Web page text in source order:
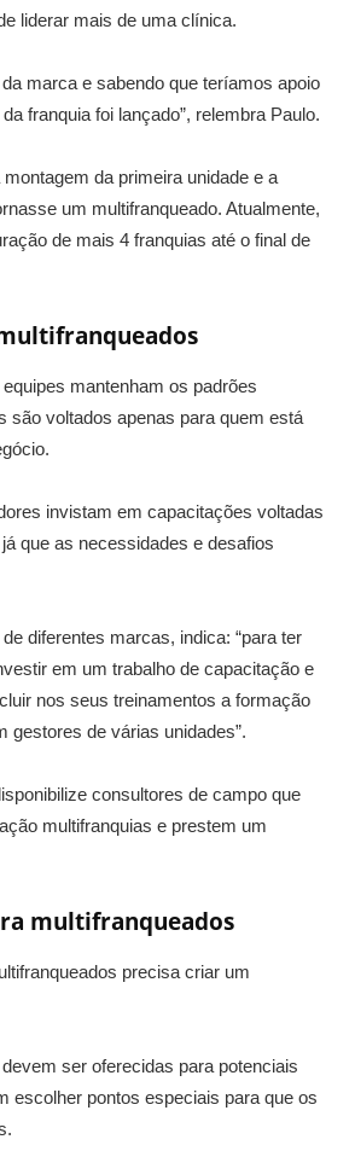
liderar mais de uma clínica.
marca e sabendo que teríamos apoio
franquia foi lançado”, relembra Paulo.
da primeira unidade e a
um multifranqueado. Atualmente,
de mais 4 franquias até o final de
mantenham os padrões
são voltados apenas para quem está
invistam em capacitações voltadas
que as necessidades e desafios
diferentes marcas, indica: “para ter
em um trabalho de capacitação e
nos seus treinamentos a formação
gestores de várias unidades”.
consultores de campo que
multifranquias e prestem um
multifranqueados
precisa criar um
ser oferecidas para potenciais
escolher pontos especiais para que os